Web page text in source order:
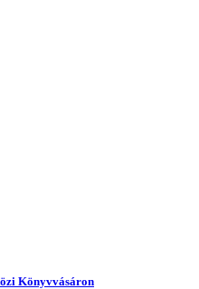
Könyvvásáron